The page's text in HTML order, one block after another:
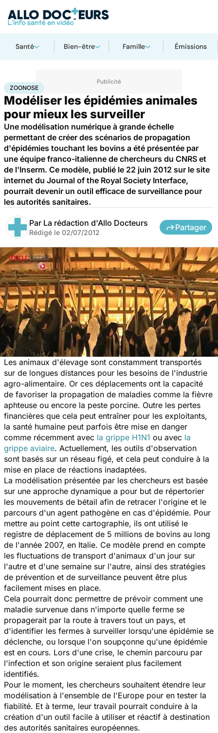
Santé Bien-être Famille Émissions
AccueilSanté
ZOONOSE
Modéliser les épidémies animales
pour mieux les surveiller
Une modélisation numérique à grande échelle
permettant de créer des scénarios de propagation
d'épidémies touchant les bovins a été présentée par
une équipe franco-italienne de chercheurs du CNRS et
de l'Inserm. Ce modèle, publié le 22 juin 2012 sur le site
internet du Journal of the Royal Society Interface,
pourrait devenir un outil efficace de surveillance pour
les autorités sanitaires.
Par La rédaction d'Allo Docteurs
Rédigé le 02/07/2012
Partager
Les animaux d'élevage sont constamment transportés
sur de longues distances pour les besoins de l'industrie
agro-alimentaire. Or ces déplacements ont la capacité
de favoriser la propagation de maladies comme la fièvre
aphteuse ou encore la peste porcine. Outre les pertes
financières que cela peut entraîner pour les exploitants,
la santé humaine peut parfois être mise en danger
comme récemment avec la grippe H1N1 ou avec la
grippe aviaire. Actuellement, les outils d'observation
sont basés sur un réseau figé, et cela peut conduire à la
mise en place de réactions inadaptées.
La modélisation présentée par les chercheurs est basée
sur une approche dynamique a pour but de répertorier
les mouvements de bétail afin de retracer l'origine et le
parcours d'un agent pathogène en cas d'épidémie. Pour
mettre au point cette cartographie, ils ont utilisé le
registre de déplacement de 5 millions de bovins au long
de l'année 2007, en Italie. Ce modèle prend en compte
les fluctuations de transport d'animaux d'un jour sur
l'autre et d'une semaine sur l'autre, ainsi des stratégies
de prévention et de surveillance peuvent être plus
facilement mises en place.
Cela pourrait donc permettre de prévoir comment une
maladie survenue dans n'importe quelle ferme se
propagerait par la route à travers tout un pays, et
d'identifier les fermes à surveiller lorsqu'une épidémie se
déclenche, ou lorsque l'on soupçonne qu'une épidémie
est en cours. Lors d'une crise, le chemin parcouru par
l'infection et son origine seraient plus facilement
identifiés.
Pour le moment, les chercheurs souhaitent étendre leur
modélisation à l'ensemble de l'Europe pour en tester la
fiabilité. Et à terme, leur travail pourrait conduire à la
création d'un outil facile à utiliser et réactif à destination
des autorités sanitaires européennes.